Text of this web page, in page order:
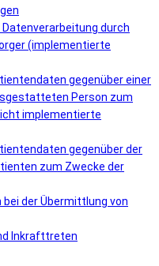
durch
(implementierte
gegenüber einer
Person zum
implementierte
gegenüber der
zum Zwecke der
der Übermittlung von
Inkrafttreten